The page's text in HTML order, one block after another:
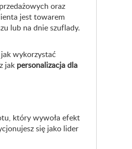
oraz
jest towarem
lub na dnie szuflady.
wykorzystać
jak personalizacja dla
który wywoła efekt
się jako lider